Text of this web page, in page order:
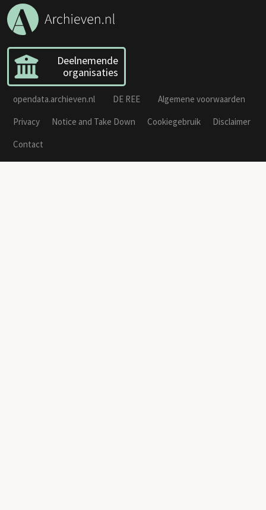
Deelnemende
organisaties
opendata.archieven.nl DE REE
Algemene voorwaarden
Privacy
Notice and Take Down Cookiegebruik
Disclaimer
Contact